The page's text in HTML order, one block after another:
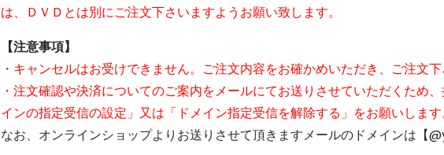
は、ＤＶＤとは別にご注文下さいますようお願い致します。
【注意事項】
・キャンセルはお受けできません。ご注文内容をお確かめいただき、ご注文下
・注文確認や決済についてのご案内をメールにてお送りさせていただくため
インの指定受信の設定」又は「ドメイン指定受信を解除する」をお願いします
なお、オンラインショップよりお送りさせて頂きますメールのドメインは【